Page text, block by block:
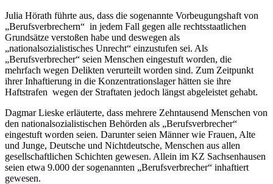
Julia Hörath führte aus, dass die sogenannte Vorbeugungshaft von
„Berufsverbrechern“ in jedem Fall gegen alle rechtsstaatlichen
Grundsätze verstoßen habe und deswegen als
„nationalsozialistisches Unrecht“ einzustufen sei. Als
„Berufsverbrecher“ seien Menschen eingestuft worden, die
mehrfach wegen Delikten verurteilt worden sind. Zum Zeitpunkt
ihrer Inhaftierung in die Konzentrationslager hätten sie ihre
Haftstrafen wegen der Straftaten jedoch längst abgeleistet gehabt.
Dagmar Lieske erläuterte, dass mehrere Zehntausend Menschen von
den nationalsozialistischen Behörden als „Berufsverbrecher“
eingestuft worden seien. Darunter seien Männer wie Frauen, Alte
und Junge, Deutsche und Nichtdeutsche, Menschen aus allen
gesellschaftlichen Schichten gewesen. Allein im KZ Sachsenhausen
seien etwa 9.000 der sogenannten „Berufsverbrecher“ inhaftiert
gewesen.